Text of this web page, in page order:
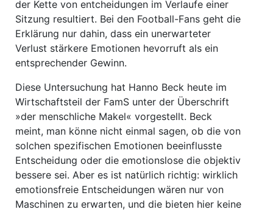
der Kette von entcheidungen im Verlaufe einer
Sitzung resultiert. Bei den Football-Fans geht die
Erklärung nur dahin, dass ein unerwarteter
Verlust stärkere Emotionen hevorruft als ein
entsprechender Gewinn.
Diese Untersuchung hat Hanno Beck heute im
Wirtschaftsteil der FamS unter der Überschrift
»der menschliche Makel« vorgestellt. Beck
meint, man könne nicht einmal sagen, ob die von
solchen spezifischen Emotionen beeinflusste
Entscheidung oder die emotionslose die objektiv
bessere sei. Aber es ist natürlich richtig: wirklich
emotionsfreie Entscheidungen wären nur von
Maschinen zu erwarten, und die bieten hier keine